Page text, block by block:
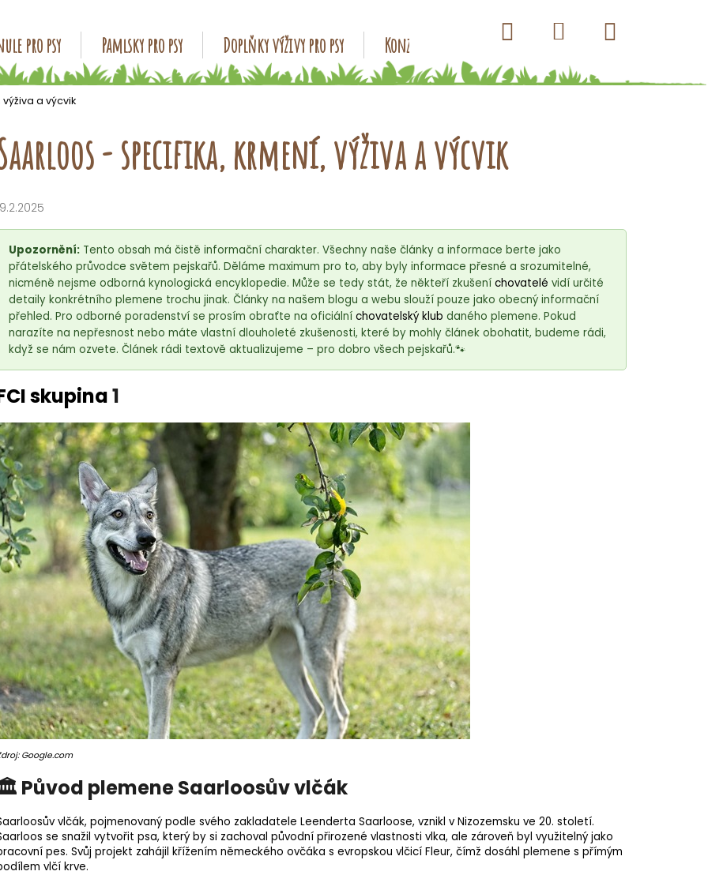
pro psy Pamlsky pro psy Doplňky výživy pro psy Konzervy pro psy Kapsičky pro psy
Hledat Přihlášení
košík
a výcvik
18kg (2x9kg)
- specifika, krmení, výživa a výcvik
Upozornění: Tento obsah má čistě informační charakter. Všechny naše články a informace berte jako
přátelského průvodce světem pejskařů. Děláme maximum pro to, aby byly informace přesné a srozumitelné,
nicméně nejsme odborná kynologická encyklopedie. Může se tedy stát, že někteří zkušení chovatelé vidí určité
detaily konkrétního plemene trochu jinak. Články na našem blogu a webu slouží pouze jako obecný informační
přehled. Pro odborné poradenství se prosím obraťte na oficiální chovatelský klub daného plemene. Pokud
narazíte na nepřesnost nebo máte vlastní dlouholeté zkušenosti, které by mohly článek obohatit, budeme rádi,
když se nám ozvete. Článek rádi textově aktualizujeme – pro dobro všech pejskařů.🐾
skupina1
Google.com
Původ plemene Saarloosův vlčák
vlčák, pojmenovaný podle svého zakladatele Leenderta Saarloose, vznikl v Nizozemsku ve 20. století.
se snažil vytvořit psa, který by si zachoval původní přirozené vlastnosti vlka, ale zároveň byl využitelný jako
pes. Svůj projekt zahájil křížením německého ovčáka s evropskou vlčicí Fleur, čímž dosáhl plemene s přímým
vlčí krve.
Co potřebujete najít?
HLEDAT